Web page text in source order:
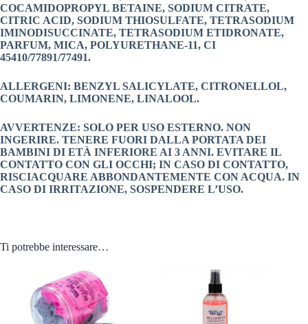
COCAMIDOPROPYL BETAINE, SODIUM CITRATE,
CITRIC ACID, SODIUM THIOSULFATE, TETRASODIUM
IMINODISUCCINATE, TETRASODIUM ETIDRONATE,
PARFUM, MICA, POLYURETHANE-11, CI
45410/77891/77491.
ALLERGENI: BENZYL SALICYLATE, CITRONELLOL,
COUMARIN, LIMONENE, LINALOOL.
AVVERTENZE: SOLO PER USO ESTERNO. NON
INGERIRE. TENERE FUORI DALLA PORTATA DEI
BAMBINI DI ETÀ INFERIORE AI 3 ANNI. EVITARE IL
CONTATTO CON GLI OCCHI; IN CASO DI CONTATTO,
RISCIACQUARE ABBONDANTEMENTE CON ACQUA. IN
CASO DI IRRITAZIONE, SOSPENDERE L’USO.
Ti potrebbe interessare…